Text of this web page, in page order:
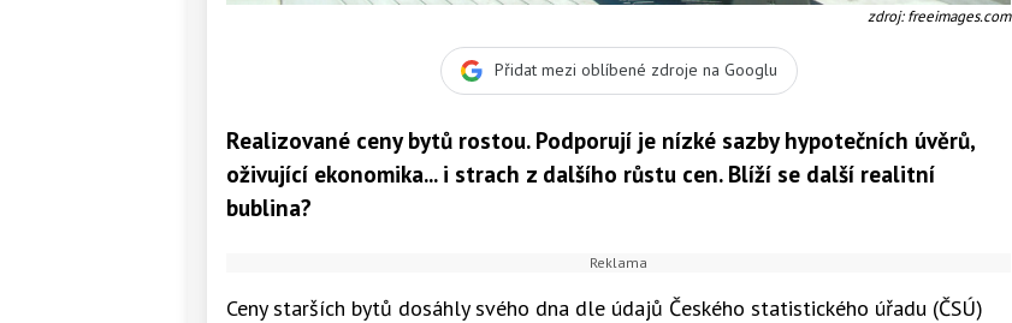
zdroj: freeimages.com
Přidat mezi oblíbené zdroje na Googlu
Realizované ceny bytů rostou. Podporují je nízké sazby hypotečních úvěrů,
oživující ekonomika... i strach z dalšího růstu cen. Blíží se další realitní
bublina?
Ceny starších bytů dosáhly svého dna dle údajů Českého statistického úřadu (ČSÚ)